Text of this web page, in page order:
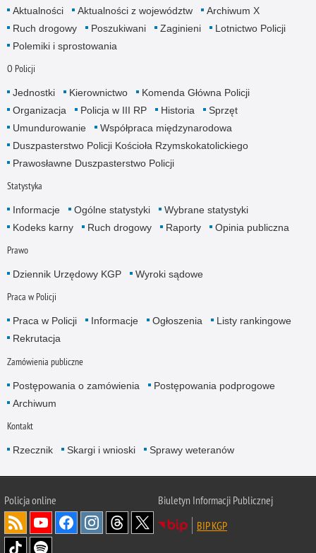
Aktualności Aktualności z województw
Archiwum X
Ruch drogowy
Poszukiwani Zaginieni
Lotnictwo Policji
Polemiki i sprostowania
O Policji
Jednostki Kierownictwo
Komenda Główna Policji
Organizacja
Policja w III RP Historia
Sprzęt
Umundurowanie
Współpraca międzynarodowa
Duszpasterstwo Policji Kościoła Rzymskokatolickiego
Prawosławne Duszpasterstwo Policji
Statystyka
Informacje Ogólne statystyki
Wybrane statystyki
Kodeks karny
Ruch drogowy Raporty Opinia publiczna
Prawo
Dziennik Urzędowy KGP Wyroki sądowe
Praca w Policji
Praca w Policji Informacje Ogłoszenia
Listy rankingowe
Rekrutacja
Zamówienia publiczne
Postępowania o zamówienia
Postępowania podprogowe
Archiwum
Kontakt
Rzecznik Skargi i wnioski Sprawy weteranów
Policjaonline
Biuletyn Informacji Publicznej
BIP KGP